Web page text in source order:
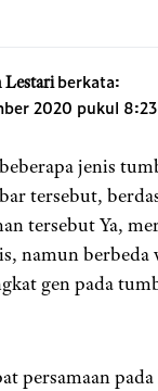
Lestari berkata:
2020 pukul
jenis
tersebut,
tersebut Ya,
namun berbeda
gen pada
persamaan